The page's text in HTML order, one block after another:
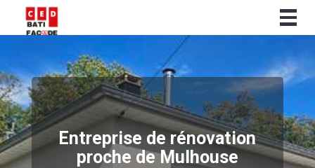
Entreprise de rénovation
proche de Mulhouse